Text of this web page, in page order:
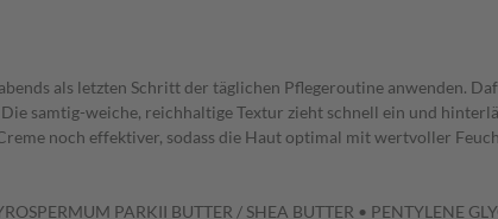
als letzten Schritt der täglichen Pflegeroutine anwenden.
samtig-weiche, reichhaltige Textur zieht schnell ein und
noch effektiver, sodass die Haut optimal mit wertvoller
PARKII BUTTER / SHEA BUTTER • PENTYLENE